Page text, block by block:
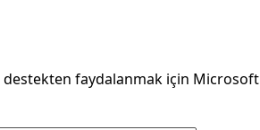
faydalanmak için Microsoft